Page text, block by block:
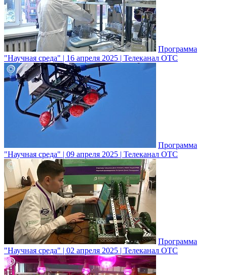
Программа
"Научная среда" | 16 апреля 2025 | Телеканал ОТС
Программа
"Научная среда" | 09 апреля 2025 | Телеканал ОТС
Программа
"Научная среда" | 02 апреля 2025 | Телеканал ОТС